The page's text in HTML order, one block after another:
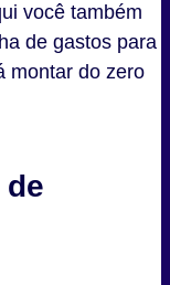
você também
de gastos para
montar do zero